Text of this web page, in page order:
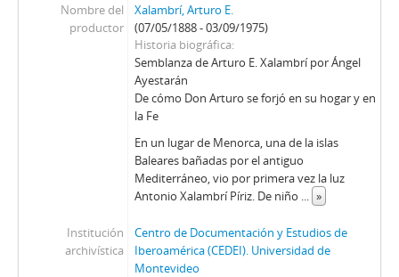
Nombre del
productor
Xalambrí, Arturo E.
(07/05/1888 - 03/09/1975)
Historia biográfica
Semblanza de Arturo E. Xalambrí por Ángel
Ayestarán
De cómo Don Arturo se forjó en su hogar y en
la Fe
En un lugar de Menorca, una de la islas
Baleares bañadas por el antiguo
Mediterráneo, vio por primera vez la luz
Antonio Xalambrí Píriz. De niño ... »
Institución
archivística
Centro de Documentación y Estudios de
Iberoamérica (CEDEI). Universidad de
Montevideo